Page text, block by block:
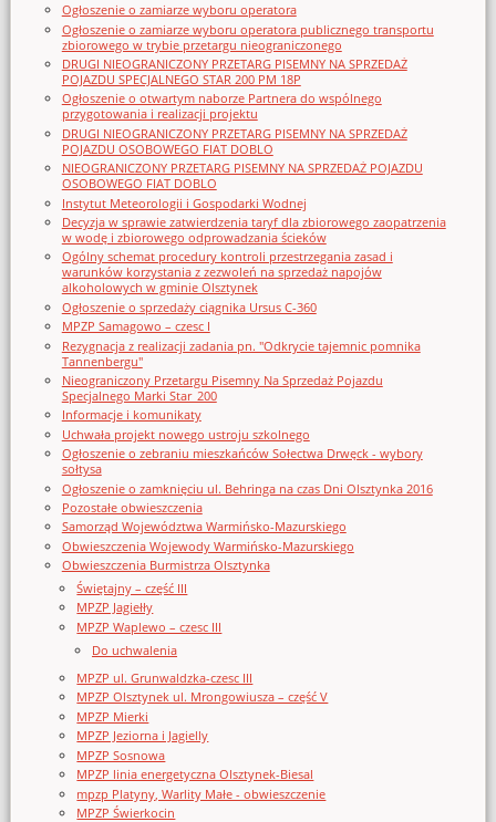
Ogłoszenie o zamiarze wyboru operatora
Ogłoszenie o zamiarze wyboru operatora publicznego transportu
zbiorowego w trybie przetargu nieograniczonego
DRUGI NIEOGRANICZONY PRZETARG PISEMNY NA SPRZEDAŻ
POJAZDU SPECJALNEGO STAR 200 PM 18P
Ogłoszenie o otwartym naborze Partnera do wspólnego
przygotowania i realizacji projektu
DRUGI NIEOGRANICZONY PRZETARG PISEMNY NA SPRZEDAŻ
POJAZDU OSOBOWEGO FIAT DOBLO
NIEOGRANICZONY PRZETARG PISEMNY NA SPRZEDAŻ POJAZDU
OSOBOWEGO FIAT DOBLO
Instytut Meteorologii i Gospodarki Wodnej
Decyzja w sprawie zatwierdzenia taryf dla zbiorowego zaopatrzenia
w wodę i zbiorowego odprowadzania ścieków
Ogólny schemat procedury kontroli przestrzegania zasad i
warunków korzystania z zezwoleń na sprzedaż napojów
alkoholowych w gminie Olsztynek
Ogłoszenie o sprzedaży ciągnika Ursus C-360
MPZP Samagowo – czesc I
Rezygnacja z realizacji zadania pn. "Odkrycie tajemnic pomnika
Tannenbergu"
Nieograniczony Przetargu Pisemny Na Sprzedaż Pojazdu
Specjalnego Marki Star_200
Informacje i komunikaty
Uchwała projekt nowego ustroju szkolnego
Ogłoszenie o zebraniu mieszkańców Sołectwa Drwęck - wybory
sołtysa
Ogłoszenie o zamknięciu ul. Behringa na czas Dni Olsztynka 2016
Pozostałe obwieszczenia
Samorząd Województwa Warmińsko-Mazurskiego
Obwieszczenia Wojewody Warmińsko-Mazurskiego
Obwieszczenia Burmistrza Olsztynka
Świętajny – część III
MPZP Jagiełły
MPZP Waplewo – czesc III
Do uchwalenia
MPZP ul. Grunwaldzka-czesc III
MPZP Olsztynek ul. Mrongowiusza – część V
MPZP Mierki
MPZP Jeziorna i Jagielly
MPZP Sosnowa
MPZP linia energetyczna Olsztynek-Biesal
mpzp Platyny, Warlity Małe - obwieszczenie
MPZP Świerkocin